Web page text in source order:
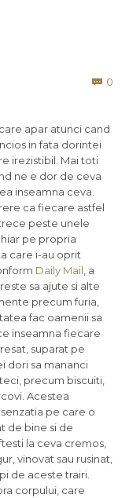
 0
apar atunci cand
in fata dorintei
irezistibil. Mai toti
ne e dor de ceva
inseamna ceva.
ca fiecare astfel
peste unele
pe propria
care i-au oprit
Daily Mail , a
sa ajute si alte
precum furia,
fac oamenii sa
inseamna fiecare
suparat pe
dori sa mananci
precum biscuiti,
Acestea
pe care o
de bine si de
la ceva cremos,
vinovat sau rusinat,
de aceste trairi.
corpului, care